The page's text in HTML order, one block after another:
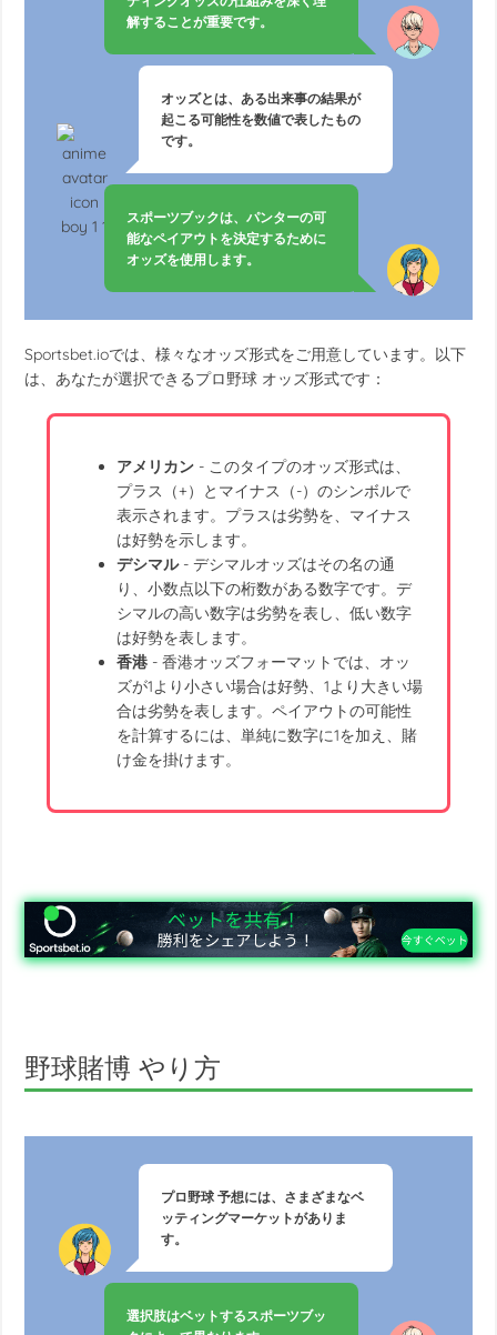
解することが重要です。
オッズとは、ある出来事の結果が
起こる可能性を数値で表したもの
です。
スポーツブックは、パンターの可
能なペイアウトを決定するために
オッズを使用します。
Sportsbet.ioでは、様々なオッズ形式をご用意しています。以下
は、あなたが選択できるプロ野球 オッズ形式です：
アメリカン - このタイプのオッズ形式は、
プラス（+）とマイナス（-）のシンボルで
表示されます。プラスは劣勢を、マイナス
は好勢を示します。
デシマル- デシマルオッズはその名の通
り、小数点以下の桁数がある数字です。デ
シマルの高い数字は劣勢を表し、低い数字
は好勢を表します。
香港 - 香港オッズフォーマットでは、オッ
ズが1より小さい場合は好勢、1より大きい場
合は劣勢を表します。ペイアウトの可能性
を計算するには、単純に数字に1を加え、賭
け金を掛けます。
野球賭博 やり方
プロ野球 予想には、さまざまなベ
ッティングマーケットがありま
す。
選択肢はベットするスポーツブッ